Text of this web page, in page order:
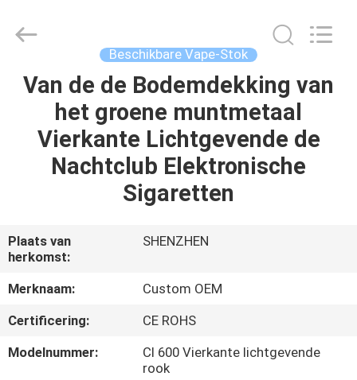
HUIS
PRODUCTEN
ONGEVEER
ONS
FABRIEKSREIS
KWALITEITSCONTROLE
Rights
Beschikbare Vape-Stok
Van de de Bodemdekking van
het groene muntmetaal
Vierkante Lichtgevende de
Nachtclub Elektronische
Sigaretten
Plaats van
herkomst:
SHENZHEN
Merknaam:
Custom OEM
Certificering:
CE ROHS
Modelnummer:
Cl 600 Vierkante lichtgevende
rook